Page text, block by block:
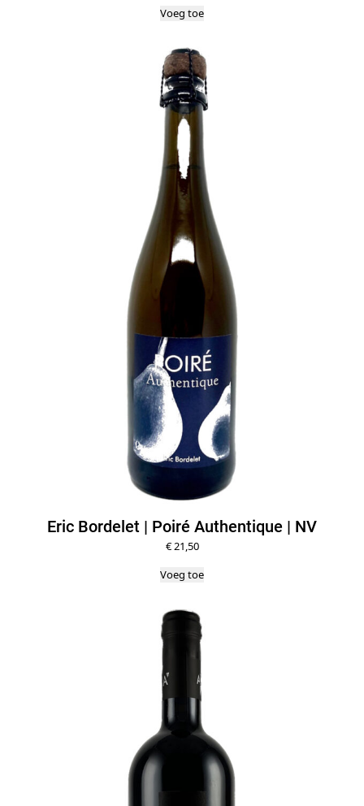
Voeg toe
Eric Bordelet | Poiré Authentique | NV
€21,50
Voeg toe